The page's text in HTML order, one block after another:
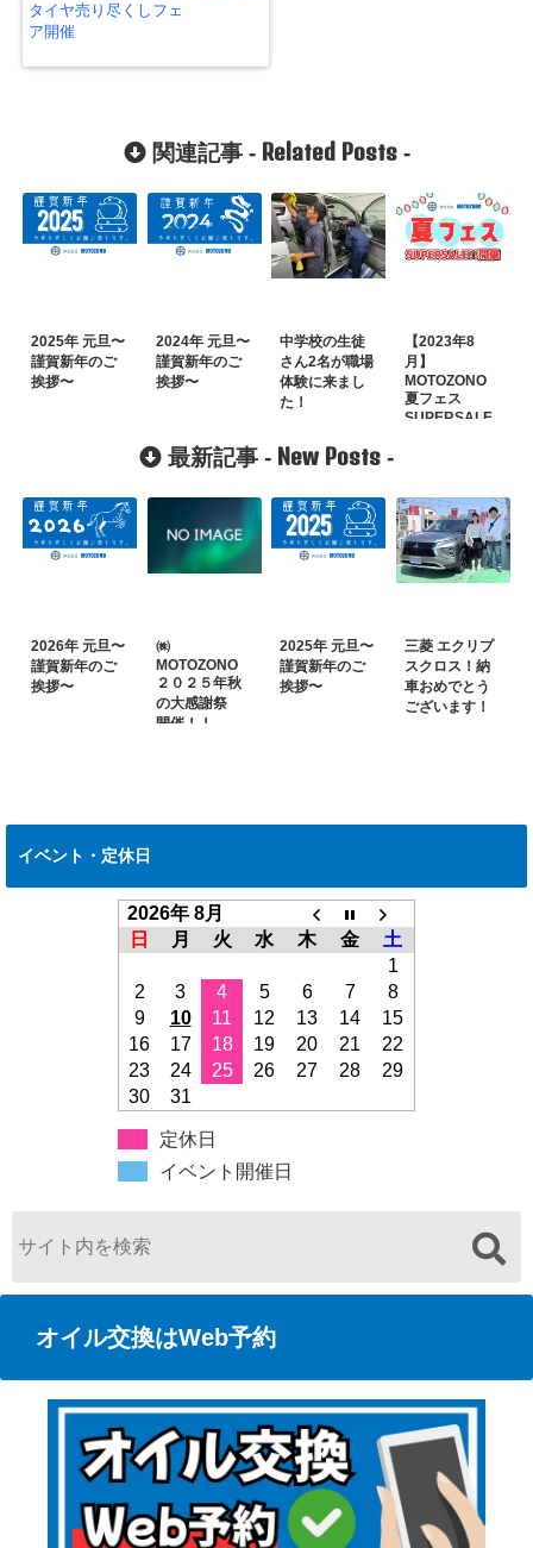
タイヤ売り尽くしフェ
ア開催
関連記事 - Related Posts-
2025年 元旦〜
謹賀新年のご
挨拶〜
2024年 元旦〜
謹賀新年のご
挨拶〜
中学校の生徒
さん2名が職場
体験に来まし
た！
【2023年8
月】
MOTOZONO
夏フェス
SUPERSALE
最新記事 - New Posts -
2026年 元旦〜
謹賀新年のご
挨拶〜
㈱
MOTOZONO
２０２５年秋
の大感謝祭
開催！！
2025年 元旦〜
謹賀新年のご
挨拶〜
三菱 エクリプ
スクロス！納
車おめでとう
ございます！
イベント・定休日
2026年 8月
日
月 火 水 木 金
土
1
2
3 4 5 6 7
8
9
10 11 12 13 14
15
16
17 18 19 20 21
22
23
24 25 26 27 28
29
30
31
定休日
イベント開催日
オイル交換はWeb予約